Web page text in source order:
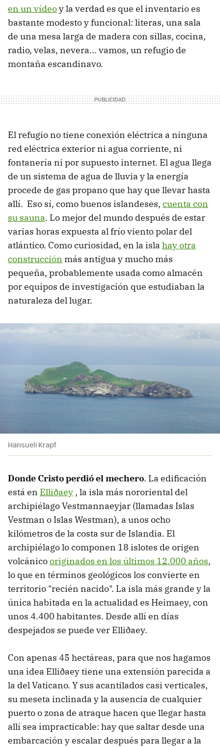
en un vídeoy la verdad es que el inventario es
bastante modesto y funcional: literas, una sala
de una mesa larga de madera con sillas, cocina,
radio, velas, nevera... vamos, un refugio de
montaña escandinavo.
El refugio no tiene conexión eléctrica a ninguna
red eléctrica exterior ni agua corriente, ni
fontanería ni por supuesto internet. El agua llega
de un sistema de agua de lluvia y la energía
procede de gas propano que hay que llevar hasta
allí. Eso sí, como buenos islandeses, cuenta con
su sauna. Lo mejor del mundo después de estar
varias horas expuesta al frío viento polar del
atlántico. Como curiosidad, en la isla hay otra
construcción más antigua y mucho más
pequeña, probablemente usada como almacén
por equipos de investigación que estudiaban la
naturaleza del lugar.
Hansueli Krapf
Donde Cristo perdió el mechero. La edificación
está en Elliðaey , la isla más nororiental del
archipiélago Vestmannaeyjar (llamadas Islas
Vestman o Islas Westman), a unos ocho
kilómetros de la costa sur de Islandia. El
archipiélago lo componen 18 islotes de origen
volcánicooriginados en los últimos 12.000 años,
lo que en términos geológicos los convierte en
territorio "recién nacido". La isla más grande y la
única habitada en la actualidad es Heimaey, con
unos 4.400 habitantes. Desde allí en días
despejados se puede ver Elliðaey.
Con apenas 45 hectáreas, para que nos hagamos
una idea Elliðaey tiene una extensión parecida a
la del Vaticano. Y sus acantilados casi verticales,
su meseta inclinada y la ausencia de cualquier
puerto o zona de atraque hacen que llegar hasta
allí sea impracticable: hay que saltar desde una
embarcación y escalar después para llegar a la